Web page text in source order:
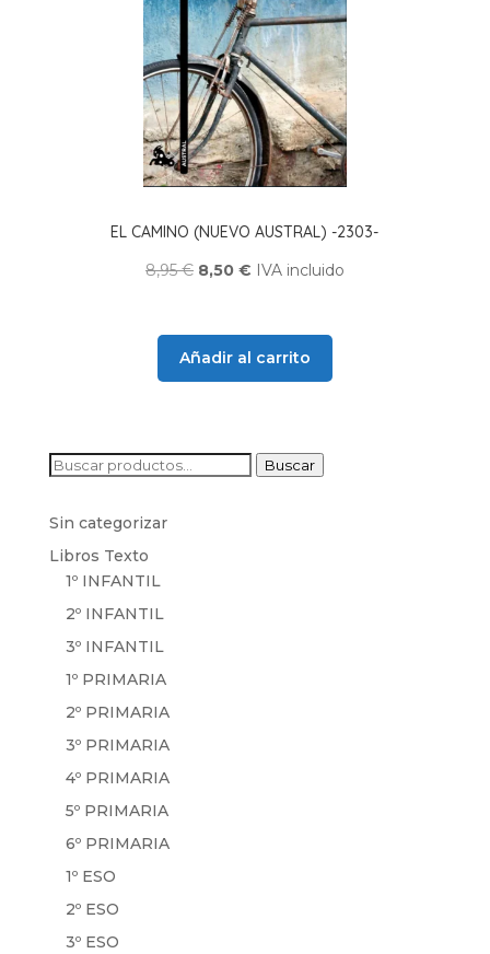
EL CAMINO (NUEVO AUSTRAL) -2303-
8,95€ El
8,95 €.
8,50 €El
8,50 €.
IVA incluido
Añadir al carrito
Buscar
Buscar
Sin categorizar
Libros Texto
1º INFANTIL
2º INFANTIL
3º INFANTIL
1º PRIMARIA
2º PRIMARIA
3º PRIMARIA
4º PRIMARIA
5º PRIMARIA
6º PRIMARIA
1º ESO
2º ESO
3º ESO